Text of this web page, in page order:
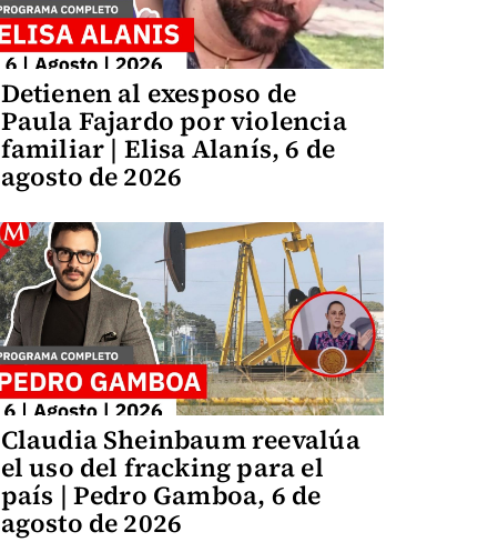
Detienen al exesposo de
Paula Fajardo por violencia
familiar | Elisa Alanís, 6 de
agosto de 2026
Claudia Sheinbaum reevalúa
el uso del fracking para el
país | Pedro Gamboa, 6 de
agosto de 2026